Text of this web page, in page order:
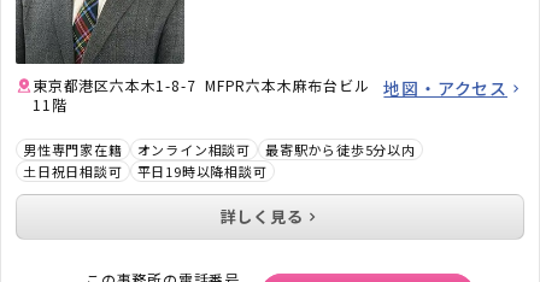
東京都港区六本木1-8-7 MFPR六本木麻布台ビル
11階
地図・アクセス
男性専門家在籍 オンライン相談可
最寄駅から徒歩5分以内
土日祝日相談可
平日19時以降相談可
詳しく見る